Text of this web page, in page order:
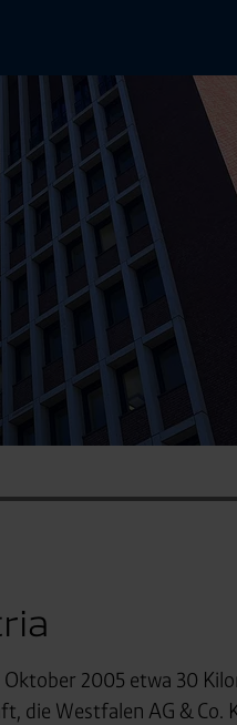
2005 etwa 30
die Westfalen AG & Co.